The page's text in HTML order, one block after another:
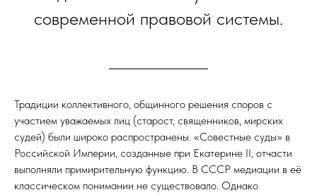
современной правовой системы.
Традиции коллективного, общинного решения споров с
участием уважаемых лиц (старост, священников, мирских
судей) были широко распространены. «Совестные суды» в
Российской Империи, созданные при Екатерине II, отчасти
выполняли примирительную функцию. В СССР медиации в её
классическом понимании не существовало. Однако